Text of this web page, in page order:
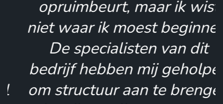
opruimbeurt, maar ik wist
niet waar ik moest beginnen.
De specialisten van dit
bedrijf hebben mij geholpen
om structuur aan te brengen